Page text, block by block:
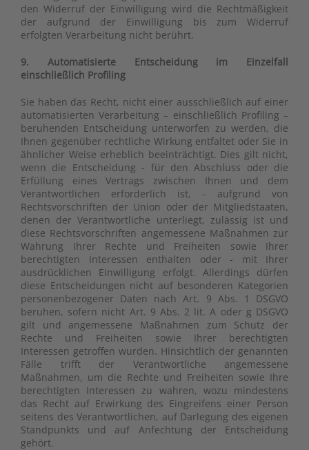
den Widerruf der Einwilligung wird die Rechtmäßigkeit
der aufgrund der Einwilligung bis zum Widerruf
erfolgten Verarbeitung nicht berührt.
9. Automatisierte Entscheidung im Einzelfall
einschließlich Profiling
Sie haben das Recht, nicht einer ausschließlich auf einer
automatisierten Verarbeitung – einschließlich Profiling –
beruhenden Entscheidung unterworfen zu werden, die
Ihnen gegenüber rechtliche Wirkung entfaltet oder Sie in
ähnlicher Weise erheblich beeinträchtigt. Dies gilt nicht,
wenn die Entscheidung - für den Abschluss oder die
Erfüllung eines Vertrags zwischen Ihnen und dem
Verantwortlichen erforderlich ist, - aufgrund von
Rechtsvorschriften der Union oder der Mitgliedstaaten,
denen der Verantwortliche unterliegt, zulässig ist und
diese Rechtsvorschriften angemessene Maßnahmen zur
Wahrung Ihrer Rechte und Freiheiten sowie Ihrer
berechtigten Interessen enthalten oder - mit Ihrer
ausdrücklichen Einwilligung erfolgt. Allerdings dürfen
diese Entscheidungen nicht auf besonderen Kategorien
personenbezogener Daten nach Art. 9 Abs. 1 DSGVO
beruhen, sofern nicht Art. 9 Abs. 2 lit. A oder g DSGVO
gilt und angemessene Maßnahmen zum Schutz der
Rechte und Freiheiten sowie Ihrer berechtigten
Interessen getroffen wurden. Hinsichtlich der genannten
Fälle trifft der Verantwortliche angemessene
Maßnahmen, um die Rechte und Freiheiten sowie Ihre
berechtigten Interessen zu wahren, wozu mindestens
das Recht auf Erwirkung des Eingreifens einer Person
seitens des Verantwortlichen, auf Darlegung des eigenen
Standpunkts und auf Anfechtung der Entscheidung
gehört.